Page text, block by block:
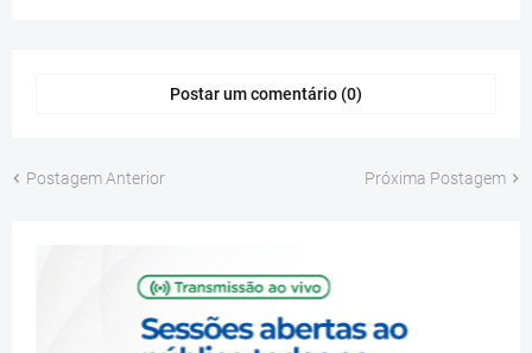
Postar um comentário (0)
Postagem Anterior Próxima Postagem